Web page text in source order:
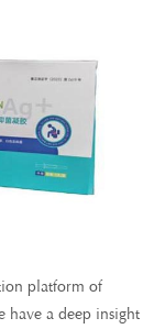
platform of
have a deep insight